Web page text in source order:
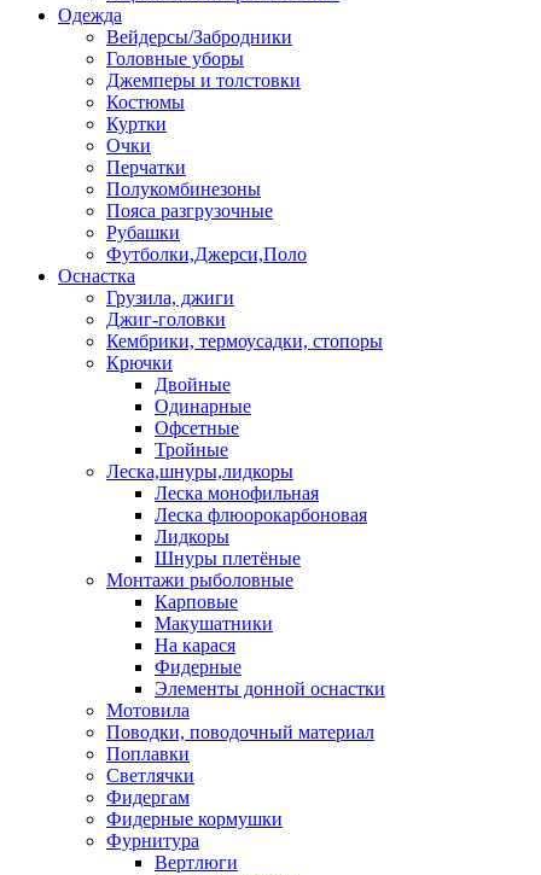
Одежда
Вейдерсы/Забродники
Головные уборы
Джемперы и толстовки
Костюмы
Куртки
Очки
Перчатки
Полукомбинезоны
Пояса разгрузочные
Рубашки
Футболки,Джерси,Поло
Оснастка
Грузила, джиги
Джиг-головки
Кембрики, термоусадки, стопоры
Крючки
Двойные
Одинарные
Офсетные
Тройные
Леска,шнуры,лидкоры
Леска монофильная
Леска флюорокарбоновая
Лидкоры
Шнуры плетёные
Монтажи рыболовные
Карповые
Макушатники
На карася
Фидерные
Элементы донной оснастки
Мотовила
Поводки, поводочный материал
Поплавки
Светлячки
Фидергам
Фидерные кормушки
Фурнитура
Вертлюги